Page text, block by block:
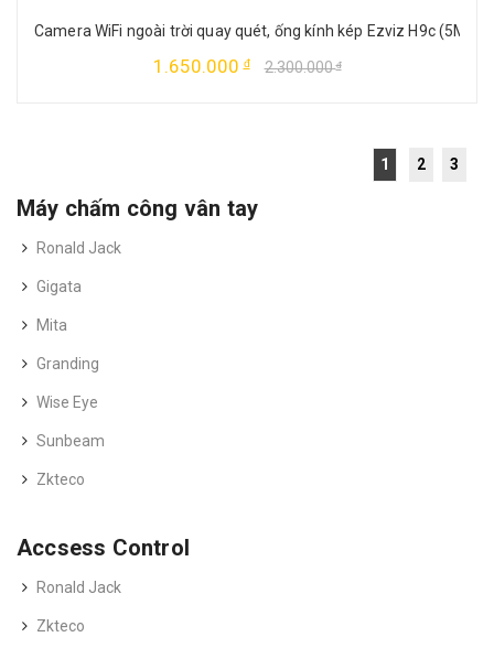
Camera WiFi ngoài trời quay quét, ống kính kép Ezviz H9c
1.650.000đ 2.300.000đ
1 2 3
Máy chấm công vân tay
Ronald Jack
Gigata
Mita
Granding
Wise Eye
Sunbeam
Zkteco
Accsess Control
Ronald Jack
Zkteco